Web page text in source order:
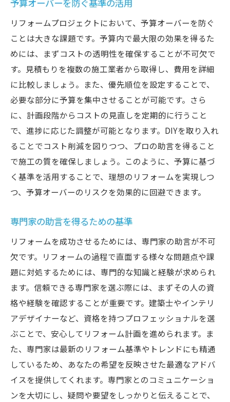
予算オーバーを防ぐ基準の活用
リフォームプロジェクトにおいて、予算オーバーを防ぐ
ことは大きな課題です。予算内で最大限の効果を得るた
めには、まずコストの透明性を確保することが不可欠で
す。見積もりを複数の施工業者から取得し、費用を詳細
に比較しましょう。また、優先順位を設定することで、
必要な部分に予算を集中させることが可能です。さら
に、計画段階からコストの見直しを定期的に行うこと
で、進捗に応じた調整が可能となります。DIYを取り入れ
ることでコスト削減を図りつつ、プロの助言を得ること
で施工の質を確保しましょう。このように、予算に基づ
く基準を活用することで、理想のリフォームを実現しつ
つ、予算オーバーのリスクを効果的に回避できます。
専門家の助言を得るための基準
リフォームを成功させるためには、専門家の助言が不可
欠です。リフォームの過程で直面する様々な問題点や課
題に対処するためには、専門的な知識と経験が求められ
ます。信頼できる専門家を選ぶ際には、まずその人の資
格や経験を確認することが重要です。建築士やインテリ
アデザイナーなど、資格を持つプロフェッショナルを選
ぶことで、安心してリフォーム計画を進められます。ま
た、専門家は最新のリフォーム基準やトレンドにも精通
しているため、あなたの希望を反映させた最適なアドバ
イスを提供してくれます。専門家とのコミュニケーショ
ンを大切にし、疑問や要望をしっかりと伝えることで、